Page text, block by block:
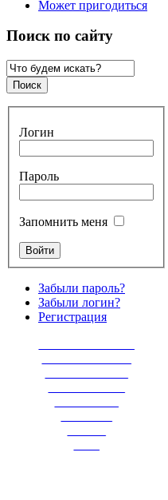
Может пригодиться
Поиск по сайту
Логин
Пароль
Запомнить меня
Забыли пароль?
Забыли логин?
Регистрация